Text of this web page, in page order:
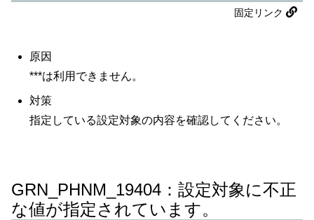
固定リンク
原因
***は利用できません。
対策
指定している設定対象の内容を確認してください。
GRN_PHNM_19404：設定対象に不正
な値が指定されています。